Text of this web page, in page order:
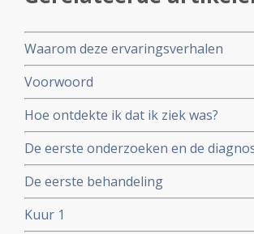
Waarom deze ervaringsverhalen
Voorwoord
Hoe ontdekte ik dat ik ziek was?
De eerste onderzoeken en de
De eerste behandeling
Kuur 1